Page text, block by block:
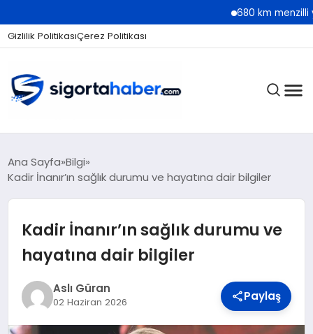
680 km menzilli yeni
Gizlilik PolitikasıÇerez Politikası
SIGORTA
EKONOMI
Ana Sayfa Bilgi
Kadir İnanır’ın sağlık durumu ve hayatına dair bilgiler
Kadir İnanır’ın sağlık durumu ve
hayatına dair bilgiler
Aslı Güran
02 Haziran 2026 Paylaş